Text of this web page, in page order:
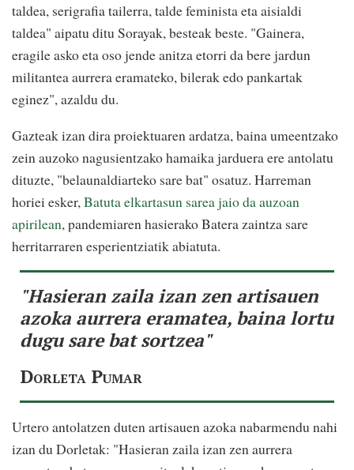
taldea, serigrafia tailerra, talde feminista eta aisialdi
taldea" aipatu ditu Sorayak, besteak beste. "Gainera,
eragile asko eta oso jende anitza etorri da bere jardun
militantea aurrera eramateko, bilerak edo pankartak
eginez", azaldu du.
Gazteak izan dira proiektuaren ardatza, baina umeentzako
zein auzoko nagusientzako hamaika jarduera ere antolatu
dituzte, "belaunaldiarteko sare bat" osatuz. Harreman
horiei esker, Batuta elkartasun sarea jaio da auzoan
apirilean, pandemiaren hasierako Batera zaintza sare
herritarraren esperientziatik abiatuta.
"Hasieran zaila izan zen artisauen
azoka aurrera eramatea, baina lortu
dugu sare bat sortzea"
Dorleta Pumar
Urtero antolatzen duten artisauen azoka nabarmendu nahi
izan du Dorletak: "Hasieran zaila izan zen aurrera